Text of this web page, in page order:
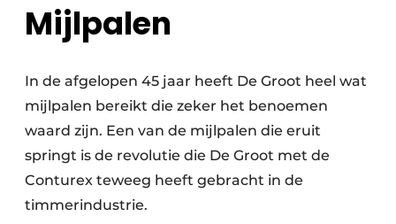
Mijlpalen
In de afgelopen 45 jaar heeft De Groot heel wat
mijlpalen bereikt die zeker het benoemen
waard zijn. Een van de mijlpalen die eruit
springt is de revolutie die De Groot met de
Conturex teweeg heeft gebracht in de
timmerindustrie.